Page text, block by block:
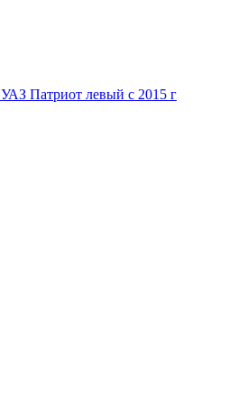
Патриот левый с 2015 г